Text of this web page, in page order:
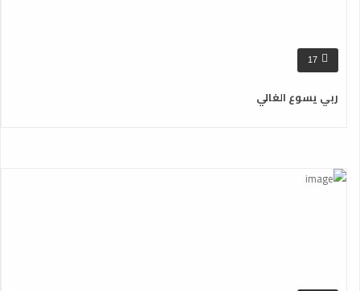
17
ربي يسوع الغالي